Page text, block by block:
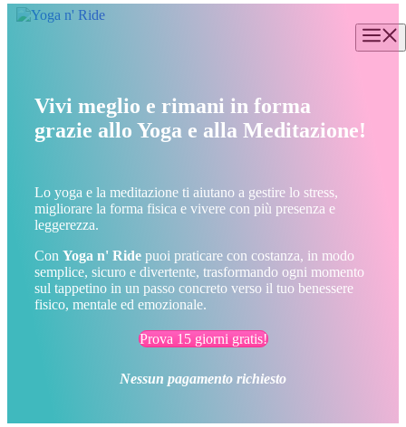
Vai
Vivi meglio e rimani in forma
grazie allo Yoga e alla Meditazione!
Lo yoga e la meditazione ti aiutano a gestire lo stress,
migliorare la forma fisica e vivere con più presenza e
leggerezza.
Con Yoga n' Ride puoi praticare con costanza, in modo
semplice, sicuro e divertente, trasformando ogni momento
sul tappetino in un passo concreto verso il tuo benessere
fisico, mentale ed emozionale.
Prova 15 giorni gratis!
Nessun pagamento richiesto